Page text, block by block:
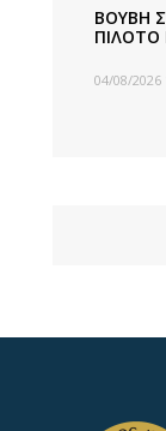
ΒΟΥΒΗ
ΠΙΛΟΤΟ
04/08/2026